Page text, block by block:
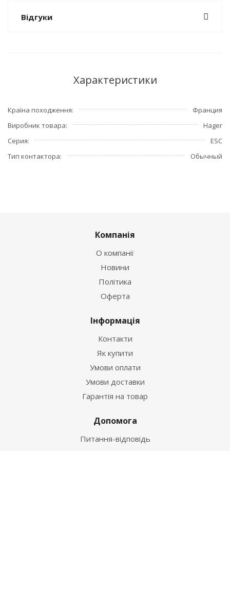
Відгуки
Характеристики
Країна походження
Франция
Виробник товара
Hager
Серия
ESC
Тип контактора
Обычный
Компанія
О компанії
Новини
Політика
Оферта
Інформація
Контакти
Як купити
Умови оплати
Умови доставки
Гарантія на товар
Допомога
Питання-відповідь